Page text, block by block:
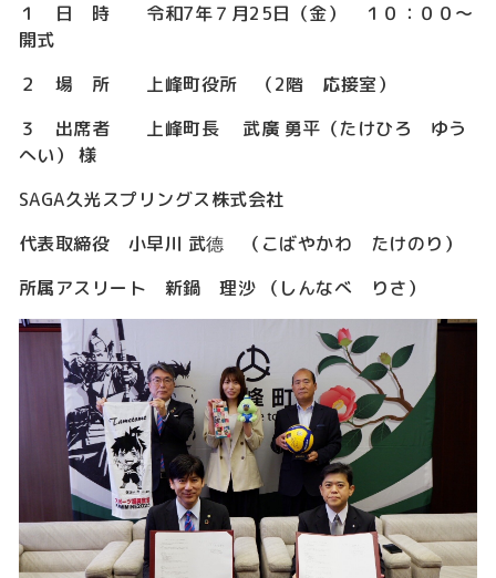
１ 日 時 令和7年７月25日（金） １０：００～
開式
２ 場 所 上峰町役所 （2階 応接室）
３ 出席者 上峰町長 武廣 勇平（たけひろ ゆう
へい） 様
SAGA久光スプリングス株式会社
代表取締役 小早川 武德 （こばやかわ たけのり）
所属アスリート 新鍋 理沙 （しんなべ りさ）